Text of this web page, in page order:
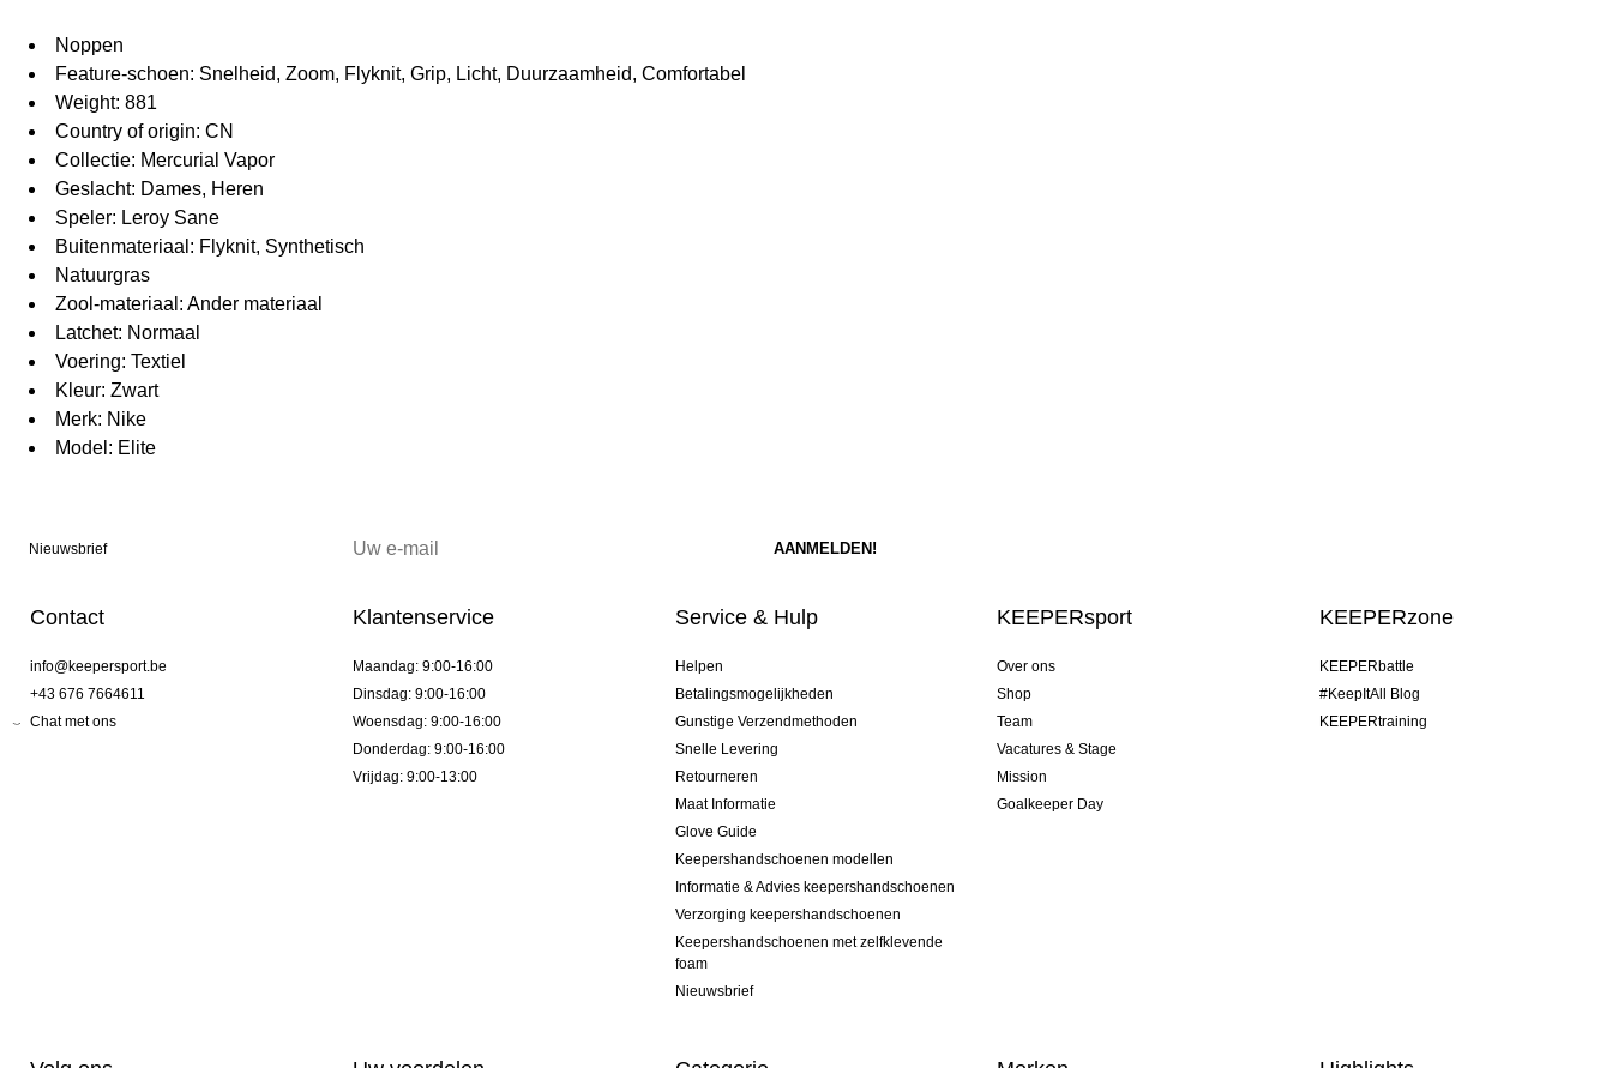
Noppen
Feature-schoen: Snelheid, Zoom, Flyknit, Grip, Licht, Duurzaamheid, Comfortabel
Weight: 881
Country of origin: CN
Collectie: Mercurial Vapor
Geslacht: Dames, Heren
Speler: Leroy Sane
Buitenmateriaal: Flyknit, Synthetisch
Natuurgras
Zool-materiaal: Ander materiaal
Latchet: Normaal
Voering: Textiel
Kleur: Zwart
Merk: Nike
Model: Elite
Nieuwsbrief
Contact
info@keepersport.be
+43 676 7664611
Chat met ons
Klantenservice
Maandag: 9:00-16:00
Dinsdag: 9:00-16:00
Woensdag: 9:00-16:00
Donderdag: 9:00-16:00
Vrijdag: 9:00-13:00
Service & Hulp
Helpen
Betalingsmogelijkheden
Gunstige Verzendmethoden
Snelle Levering
Retourneren
Maat Informatie
Glove Guide
Keepershandschoenen modellen
Informatie & Advies keepershandschoenen
Verzorging keepershandschoenen
Keepershandschoenen met zelfklevende
foam
Nieuwsbrief
KEEPERsport
Over ons
Shop
Team
Vacatures & Stage
Mission
Goalkeeper Day
KEEPERzone
KEEPERbattle
#KeepItAll Blog
KEEPERtraining